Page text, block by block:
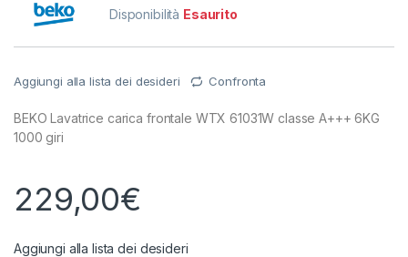
Disponibilità Esaurito
Aggiungi alla lista dei desideri Confronta
BEKO Lavatrice carica frontale WTX 61031W classe A+++ 6KG
1000 giri
229,00€
Aggiungi alla lista dei desideri